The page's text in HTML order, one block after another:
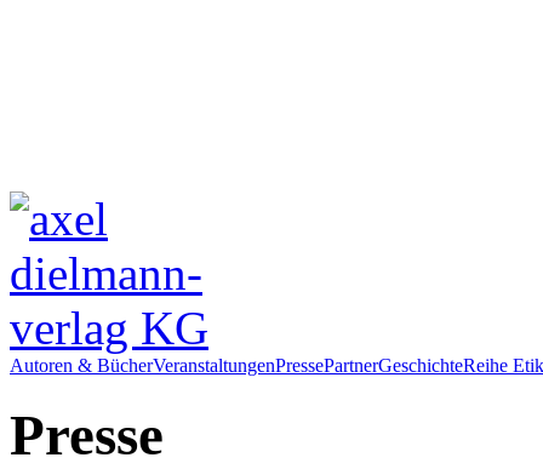
Autoren & BücherVeranstaltungenPressePartnerGeschichteReihe
Presse